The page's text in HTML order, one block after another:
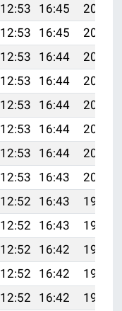
12:53 16:45
20:06
12:53 16:45
20:05
12:53 16:44
20:04
12:53 16:44
20:03
12:53 16:44
20:02
12:53 16:44
20:02
12:53 16:44
20:01
12:53 16:43
20:00
12:52 16:43
19:59
12:52 16:43
19:58
12:52 16:42
19:57
12:52 16:42
19:55
12:52 16:42
19:54